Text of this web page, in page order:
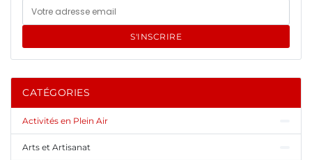
S'INSCRIRE
CATÉGORIES
Activités en Plein Air
Arts et Artisanat